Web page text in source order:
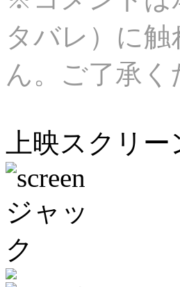
タバレ）に
ん。ご了承く
上映スクリー